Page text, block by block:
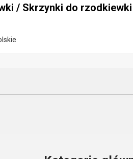
/ Skrzynki do rzodkiewki